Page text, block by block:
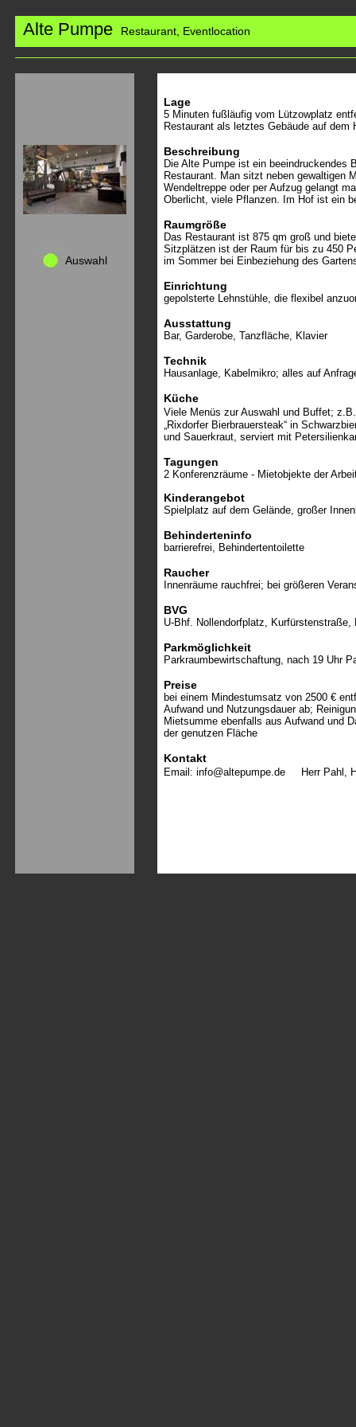
Lage
5 Minuten fußläufig vom Lützowplatz
Restaurant als letztes Gebäude auf dem
Beschreibung
Die Alte Pumpe ist ein beeindruckendes
Restaurant. Man sitzt neben gewaltigen
Wendeltreppe oder per Aufzug gelangt
Oberlicht, viele Pflanzen. Im Hof ist ein
Raumgröße
Das Restaurant ist 875 qm groß und
Sitzplätzen ist der Raum für bis zu 450
im Sommer bei Einbeziehung des
Einrichtung
gepolsterte Lehnstühle, die flexibel
Ausstattung
Bar, Garderobe, Tanzfläche, Klavier
Technik
Hausanlage, Kabelmikro; alles auf
Küche
Viele Menüs zur Auswahl und Buffet; z.B.
„Rixdorfer Bierbrauersteak“ in
und Sauerkraut, serviert mit
Tagungen
2 Konferenzräume - Mietobjekte der
Kinderangebot
Spielplatz auf dem Gelände, großer
Behinderteninfo
barrierefrei, Behindertentoilette
Raucher
Innenräume rauchfrei; bei größeren
BVG
U-Bhf. Nollendorfplatz, Kurfürstenstraße,
Parkmöglichkeit
Parkraumbewirtschaftung, nach 19 Uhr
Preise
bei einem Mindestumsatz von 2500 €
Aufwand und Nutzungsdauer ab;
Mietsumme ebenfalls aus Aufwand und
der genutzen Fläche
Kontakt
Email: info@altepumpe.de Herr Pahl,
Alte Pumpe Restaurant, Eventlocation
Auswahl